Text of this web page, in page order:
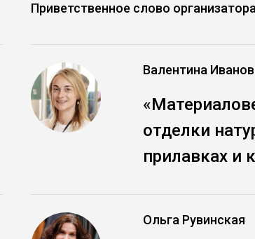
Приветственное слово
Валентина
отделки
прилавках и
Ольга Рувинская